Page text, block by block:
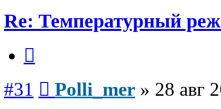
Re: Температурный
#31 Polli_mer » 28 авг